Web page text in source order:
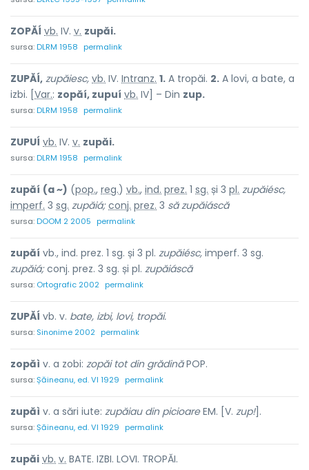
ZOPĂÍ vb. IV. v. zupăi.
sursa:DLRM 1958 permalink
ZUPĂÍ, zupăiesc, vb. IV. Intranz. 1. A tropăi. 2. A lovi, a bate, a
izbi. [ Var.: zopăí, zupuí vb. IV] – Din zup.
sursa:DLRM 1958 permalink
ZUPUÍ vb. IV. v. zupăi.
sursa:DLRM 1958 permalink
zupăí (a ~) (pop., reg.) vb., ind. prez. 1 sg. și 3 pl. zupăiésc,
imperf. 3 sg. zupăiá; conj. prez. 3 să zupăiáscă
sursa:DOOM 2 2005 permalink
zupăí vb., ind. prez. 1 sg. și 3 pl. zupăiésc, imperf. 3 sg.
zupăiá;conj. prez. 3 sg. și pl. zupăiáscă
sursa: Ortografic 2002 permalink
ZUPĂÍ vb. v. bate, izbi, lovi, tropăi.
sursa: Sinonime 2002 permalink
zopăì v. a zobi: zopăi tot din grădinăPOP.
sursa:Șăineanu, ed. VI 1929 permalink
zupăì v. a sări iute: zupăiau din picioareEM. [V. zup!].
sursa:Șăineanu, ed. VI 1929 permalink
zupăi vb. v. BATE. IZBI. LOVI. TROPĂI.